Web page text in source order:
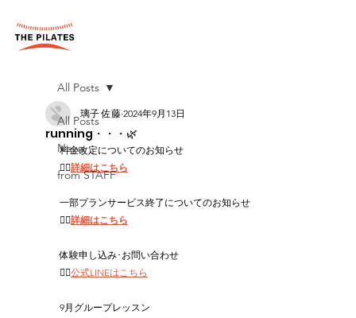
All Posts
News
from STAFF
All Posts
running・・・🌿‬
璃子 佐藤 2024年9月13日
料金改定についてのお知らせ
👉🏻詳細はこちら
一部プランサービス終了についてのお知らせ
👉🏻詳細はこちら
体験申し込み･お問い合わせ
👉🏻公式LINEはこちら
9月グループレッスン